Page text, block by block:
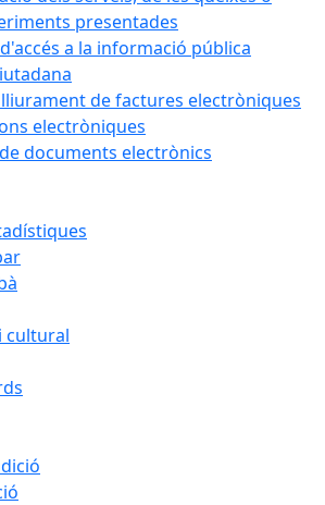
presentades
d'accés a la informació pública
de factures electròniques
electròniques
documents electrònics
cultural